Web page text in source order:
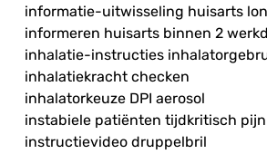
informatie-uitwisseling huisarts
informeren huisarts binnen 2
inhalatie-instructies
inhalatiekracht checken
inhalatorkeuze DPI aerosol
instabiele patiënten tijdkritisch
instructievideo druppelbril